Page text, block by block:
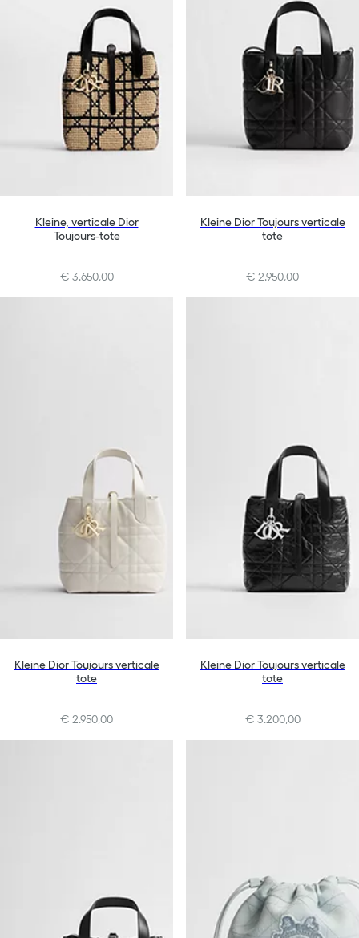
Kleine, verticale Dior
Toujours-tote
€ 3.650,00
Kleine Dior Toujours verticale
tote
€ 2.950,00
Kleine Dior Toujours verticale
tote
€ 2.950,00
+10
Kleine Dior Toujours verticale
tote
€ 3.200,00